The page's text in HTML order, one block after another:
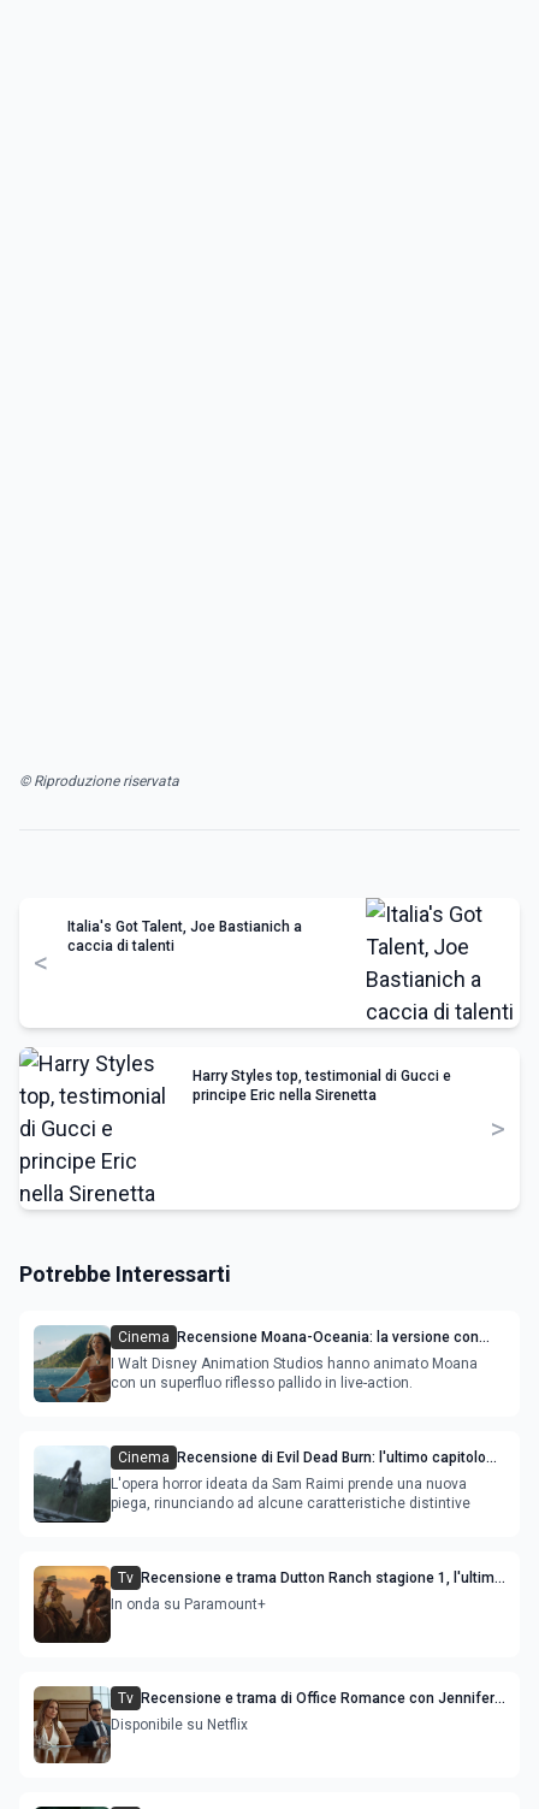
© Riproduzione riservata
<
Italia's Got Talent, Joe Bastianich a
caccia di talenti
Harry Styles top, testimonial di Gucci e
principe Eric nella Sirenetta
>
Potrebbe Interessarti
Cinema
Recensione Moana-Oceania: la versione con
attori ripercorre il successo del film
I Walt Disney Animation Studios hanno animato Moana
con un superfluo riflesso pallido in live-action.
Cinema
Recensione di Evil Dead Burn: l'ultimo capitolo
della saga gioca con il fuoco e si brucia
L'opera horror ideata da Sam Raimi prende una nuova
piega, rinunciando ad alcune caratteristiche distintive
Tv Recensione e trama Dutton Ranch stagione 1, l'ultimo
episodio in onda venerdì 3 luglio
In onda su Paramount+
Tv Recensione e trama di Office Romance con Jennifer
Lopez
Disponibile su Netflix